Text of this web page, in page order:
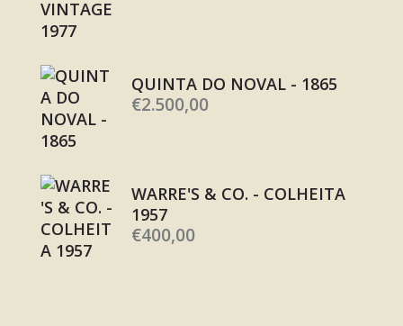
QUINTA DO NOVAL - 1865
€2.500,00
WARRE'S & CO. - COLHEITA
1957
€400,00